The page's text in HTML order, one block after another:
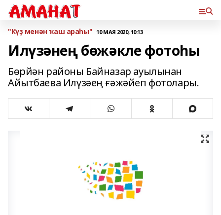
"Күҙ менән ҡаш араһы" 10 МАЯ 2020, 10:13
Илүзәнең бөжәкле фотоһы
Бөрйән районы Байназар ауылынан
Айытбаева Илүзәең ғәжәйеп фотолары.